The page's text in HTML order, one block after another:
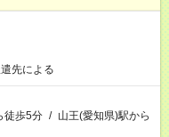
先による
徒歩5分 / 山王(愛知県)駅から